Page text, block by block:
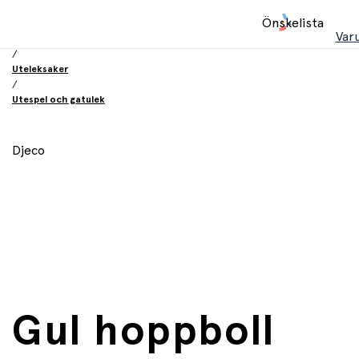
Önskelista
/
Uteleksaker
/
Utespel och gatulek
Djeco
Gul hoppboll